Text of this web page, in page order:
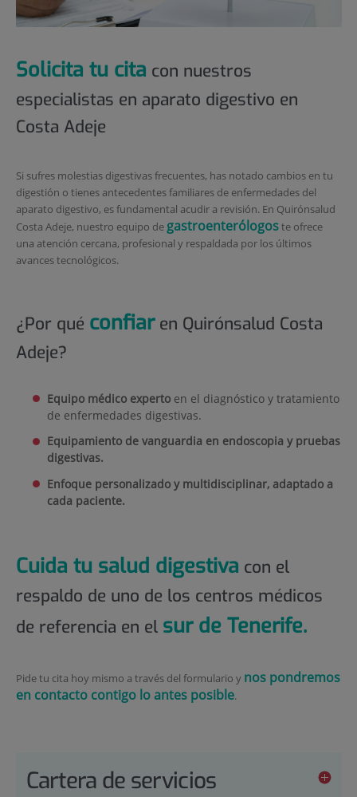
Solicita tu cita con nuestros
especialistas en aparato digestivo en
Costa Adeje
Si sufres molestias digestivas frecuentes, has notado cambios en tu
digestión o tienes antecedentes familiares de enfermedades del
aparato digestivo, es fundamental acudir a revisión. En Quirónsalud
Costa Adeje, nuestro equipo de gastroenterólogoste ofrece
una atención cercana, profesional y respaldada por los últimos
avances tecnológicos.
¿Por qué confiaren Quirónsalud Costa
Adeje?
Equipo médico expertoen el diagnóstico y tratamiento
de enfermedades digestivas.
Equipamiento de vanguardia en endoscopia y pruebas
digestivas.
Enfoque personalizado y multidisciplinar, adaptado a
cada paciente.
Cuida tu salud digestiva con el
respaldo de uno de los centros médicos
de referencia en el sur de Tenerife.
Pide tu cita hoy mismo a través del formulario y nos pondremos
en contacto contigo lo antes posible.
Cartera de servicios